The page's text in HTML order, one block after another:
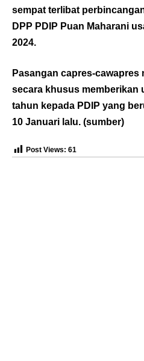
sempat terlibat
DPP PDIP Puan Maharani
2024.
Pasangan capres-
secara khusus memberikan
tahun kepada PDIP yang
10 Januari lalu. (sumber)
Post Views: 61